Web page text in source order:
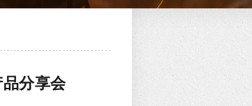
分享会